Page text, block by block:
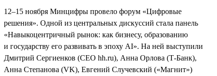
12–15 ноября Минцифры провело форум «Цифровые
решения». Одной из центральных дискуссий стала панель
«Навыкоцентричный рынок: как бизнесу, образованию
и государству его развивать в эпоху AI». На ней выступили
Дмитрий Сергиенков (CEO hh.ru), Анна Орлова (Т-Банк),
Анна Степанова (VK), Евгений Случевский («Магнит»)